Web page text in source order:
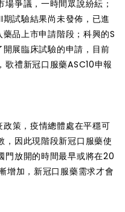
爭議，一時間眾說紛紜；
試驗結果尚未發佈，已進
品上市申請階段；科興的S
展臨床試驗的申請，目前
歌禮新冠口服藥ASC10申報
政策，疫情總體處在平穩可
，因此現階段新冠口服藥使
門放開的時間最早或將在20
增加，新冠口服藥需求才會